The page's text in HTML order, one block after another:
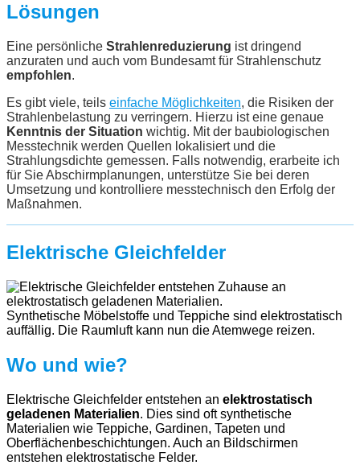
Lösungen
Eine persönliche Strahlenreduzierung ist dringend
anzuraten und auch vom Bundesamt für Strahlenschutz
empfohlen.
Es gibt viele, teils einfache Möglichkeiten, die Risiken der
Strahlenbelastung zu verringern. Hierzu ist eine genaue
Kenntnis der Situation wichtig. Mit der baubiologischen
Messtechnik werden Quellen lokalisiert und die
Strahlungsdichte gemessen. Falls notwendig, erarbeite ich
für Sie Abschirmplanungen, unterstütze Sie bei deren
Umsetzung und kontrolliere messtechnisch den Erfolg der
Maßnahmen.
Elektrische Gleichfelder
Synthetische Möbelstoffe und Teppiche sind elektrostatisch
auffällig. Die Raumluft kann nun die Atemwege reizen.
Wo und wie?
Elektrische Gleichfelder entstehen an elektrostatisch
geladenen Materialien. Dies sind oft synthetische
Materialien wie Teppiche, Gardinen, Tapeten und
Oberflächenbeschichtungen. Auch an Bildschirmen
entstehen elektrostatische Felder.